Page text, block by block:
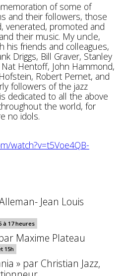
of some of
and their followers, those
venerated, promoted and
their music. My uncle,
his friends and colleagues,
Driggs, Bill Graver, Stanley
Hentoff, John Hammond,
Robert Pernet, and
followers of the jazz
dedicated to all the above
the world, for
no idols.
watch?v=t5Voe4QB-
Jean Louis
à 17 heures
Maxime Plateau
15h
» par Christian Jazz,